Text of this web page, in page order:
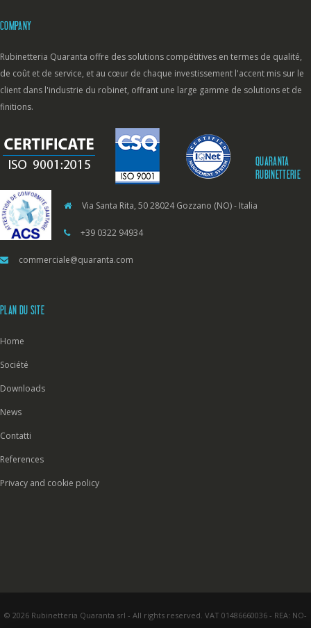
COMPANY
Rubinetteria Quaranta offre des solutions compétitives en termes de qualité,
de coût et de service, et au cœur de chaque investissement l'accent mis sur le
client dans l'industrie du robinet, offrant une large gamme de solutions et de
finitions.
QUARANTA
RUBINETTERIE
Via Santa Rita, 50 28024 Gozzano (NO) - Italia
+39 0322 94934
commerciale@quaranta.com
PLAN DU SITE
Home
Société
Downloads
News
Contatti
References
Privacy and cookie policy
© 2026 Rubinetteria Quaranta srl - All rights reserved. VAT 01486660036 - REA: NO-